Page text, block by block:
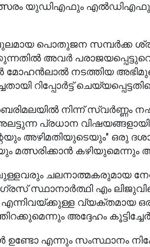
യുഡിഎഫും
പൊതുജന സമ്പർക്ക
അവർ
മോഹൻലാൽ നടത്തിയ
റിപ്പോർട്ട്
നിന്ന് സ്വർണ്ണം
അലട്ടുന്ന പ്രധാന
അഴിമതിയുടെയും" ഒരു
കഴിയുമെന്നും
ചലനാത്മകരുമായ
സ്ഥാനാർത്ഥി എം
എന്നിവയ്ക്കുള്ള വ്യക്തമായ
അദ്ദേഹം
എന്നും സംസ്ഥാനം